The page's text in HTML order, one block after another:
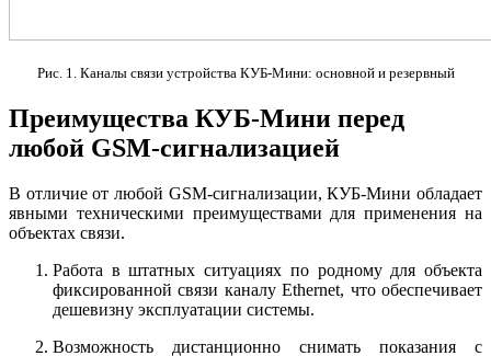
Рис. 1. Каналы связи устройства КУБ-Мини: основной и резервный
Преимущества КУБ-Мини перед
любой GSM-сигнализацией
В отличие от любой GSM-сигнализации, КУБ-Мини обладает
явными техническими преимуществами для применения на
объектах связи.
Работа в штатных ситуациях по родному для объекта
фиксированной связи каналу Ethernet, что обеспечивает
дешевизну эксплуатации системы.
Возможность дистанционно снимать показания с